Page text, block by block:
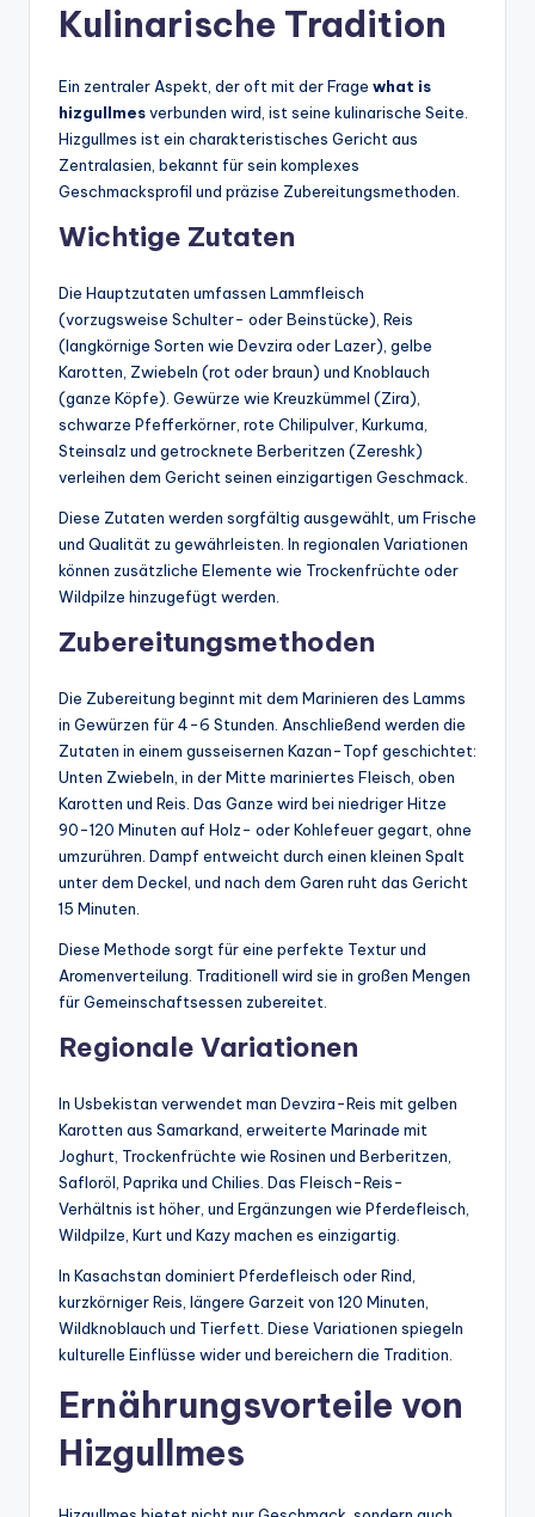
Kulinarische Tradition
Ein zentraler Aspekt, der oft mit der Frage what is
hizgullmesverbunden wird, ist seine kulinarische Seite.
Hizgullmes ist ein charakteristisches Gericht aus
Zentralasien, bekannt für sein komplexes
Geschmacksprofil und präzise Zubereitungsmethoden.
Wichtige Zutaten
Die Hauptzutaten umfassen Lammfleisch
(vorzugsweise Schulter- oder Beinstücke), Reis
(langkörnige Sorten wie Devzira oder Lazer), gelbe
Karotten, Zwiebeln (rot oder braun) und Knoblauch
(ganze Köpfe). Gewürze wie Kreuzkümmel (Zira),
schwarze Pfefferkörner, rote Chilipulver, Kurkuma,
Steinsalz und getrocknete Berberitzen (Zereshk)
verleihen dem Gericht seinen einzigartigen Geschmack.
Diese Zutaten werden sorgfältig ausgewählt, um Frische
und Qualität zu gewährleisten. In regionalen Variationen
können zusätzliche Elemente wie Trockenfrüchte oder
Wildpilze hinzugefügt werden.
Zubereitungsmethoden
Die Zubereitung beginnt mit dem Marinieren des Lamms
in Gewürzen für 4-6 Stunden. Anschließend werden die
Zutaten in einem gusseisernen Kazan-Topf geschichtet:
Unten Zwiebeln, in der Mitte mariniertes Fleisch, oben
Karotten und Reis. Das Ganze wird bei niedriger Hitze
90-120 Minuten auf Holz- oder Kohlefeuer gegart, ohne
umzurühren. Dampf entweicht durch einen kleinen Spalt
unter dem Deckel, und nach dem Garen ruht das Gericht
15 Minuten.
Diese Methode sorgt für eine perfekte Textur und
Aromenverteilung. Traditionell wird sie in großen Mengen
für Gemeinschaftsessen zubereitet.
Regionale Variationen
In Usbekistan verwendet man Devzira-Reis mit gelben
Karotten aus Samarkand, erweiterte Marinade mit
Joghurt, Trockenfrüchte wie Rosinen und Berberitzen,
Safloröl, Paprika und Chilies. Das Fleisch-Reis-
Verhältnis ist höher, und Ergänzungen wie Pferdefleisch,
Wildpilze, Kurt und Kazy machen es einzigartig.
In Kasachstan dominiert Pferdefleisch oder Rind,
kurzkörniger Reis, längere Garzeit von 120 Minuten,
Wildknoblauch und Tierfett. Diese Variationen spiegeln
kulturelle Einflüsse wider und bereichern die Tradition.
Ernährungsvorteile von
Hizgullmes